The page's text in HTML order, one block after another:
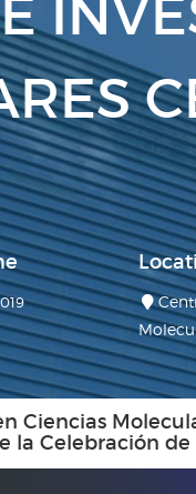
Ciencias
la Celebración